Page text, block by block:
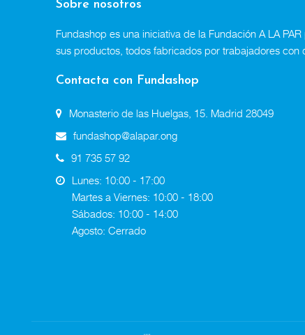
Sobre nosotros
Fundashop es una iniciativa de la Fundación A LA
sus productos, todos fabricados por trabajadores con
Contacta con Fundashop
Monasterio de las Huelgas, 15. Madrid 28049
fundashop@alapar.ong
91 735 57 92
Lunes: 10:00 - 17:00
Martes a Viernes: 10:00 - 18:00
Sábados: 10:00 - 14:00
Agosto: Cerrado